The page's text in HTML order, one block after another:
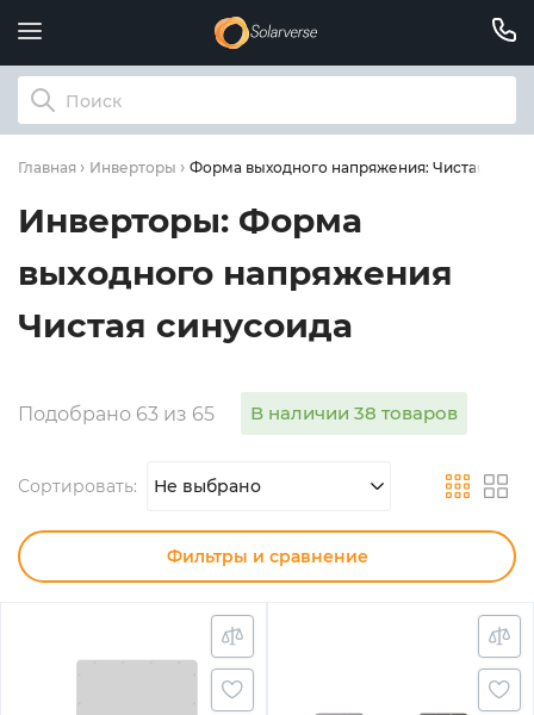
Главная Инверторы Форма выходного напряжения: Чистая
Инверторы: Форма
выходного напряжения
Чистая синусоида
Подобрано 63 из 65 В наличии 38 товаров
Сортировать: Не выбрано
Фильтры и сравнение